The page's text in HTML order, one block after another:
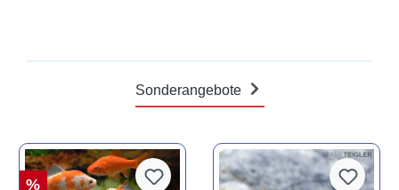
Sonderangebote
%